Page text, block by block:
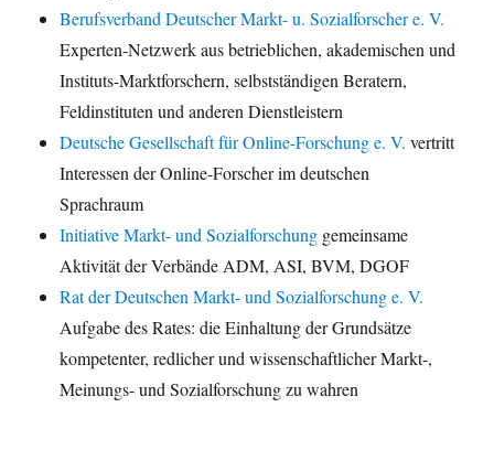
Berufsverband Deutscher Markt- u. Sozialforscher e. V.
Experten-Netzwerk aus betrieblichen, akademischen und
Instituts-Marktforschern, selbstständigen Beratern,
Feldinstituten und anderen Dienstleistern
Deutsche Gesellschaft für Online-Forschung e. V. vertritt
Interessen der Online-Forscher im deutschen
Sprachraum
Initiative Markt- und Sozialforschung gemeinsame
Aktivität der Verbände ADM, ASI, BVM, DGOF
Rat der Deutschen Markt- und Sozialforschung e. V.
Aufgabe des Rates: die Einhaltung der Grundsätze
kompetenter, redlicher und wissenschaftlicher Markt-,
Meinungs- und Sozialforschung zu wahren